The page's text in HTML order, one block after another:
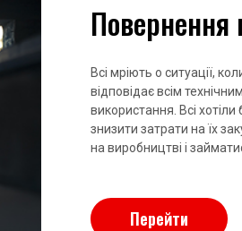
Повернення
Всі мріють о ситуації,
відповідає всім
використання. Всі
знизити затрати на їх
на виробництві і
Перейти